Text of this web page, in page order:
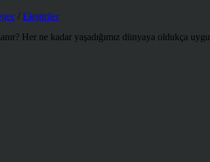
/ Eleştiriler
Her ne kadar yaşadığımız dünyaya oldukça